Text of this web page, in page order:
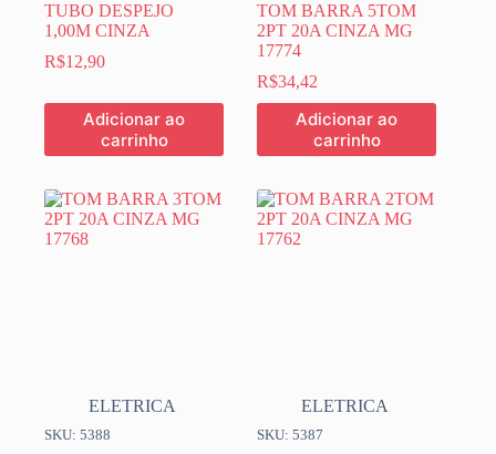
TUBO DESPEJO
1,00M CINZA
R$12,90
Adicionar ao
carrinho
TOM BARRA 5TOM
2PT 20A CINZA MG
17774
R$34,42
Adicionar ao
carrinho
ELETRICA
SKU: 5388
ELETRICA
SKU: 5387